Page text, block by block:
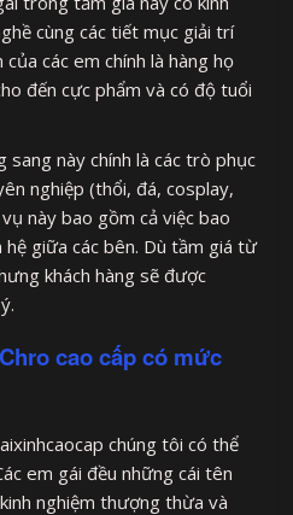
cùng các tiết mục giải trí
các em chính là hàng họ
đến cực phẩm và có độ tuổi
sang này chính là các trò phục
nghiệp (thổi, đá, cosplay,
này bao gồm cả việc bao
giữa các bên. Dù tầm giá từ
khách hàng sẽ được
cao cấp có mức
chúng tôi có thể
em gái đều những cái tên
nghiệm thượng thừa và